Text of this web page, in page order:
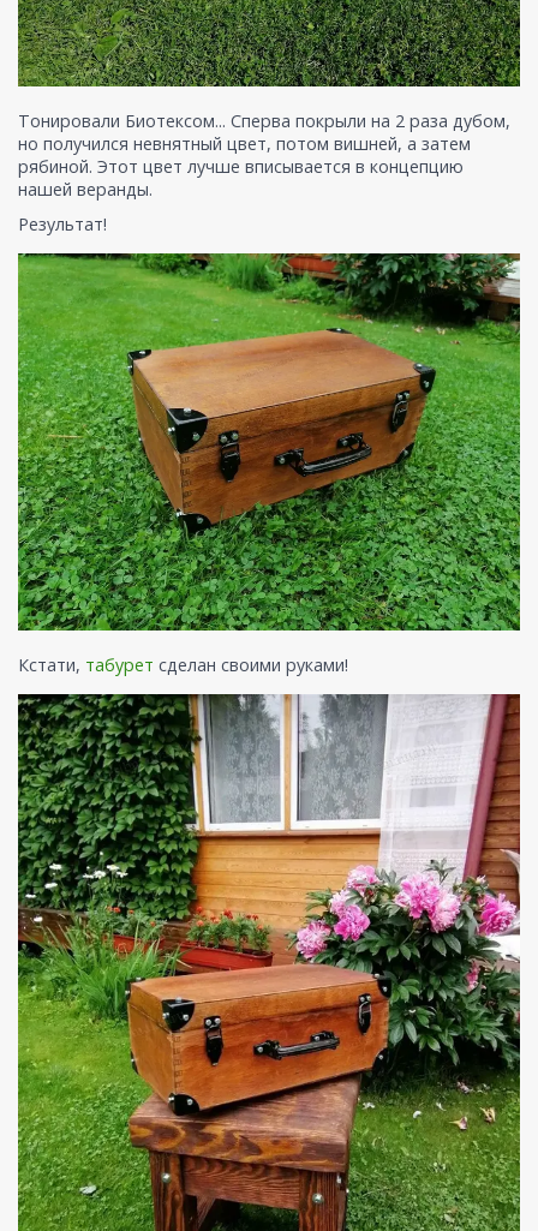
Тонировали Биотексом... Сперва покрыли на 2 раза дубом,
но получился невнятный цвет, потом вишней, а затем
рябиной. Этот цвет лучше вписывается в концепцию
нашей веранды.
Результат!
Кстати, табурет сделан своими руками!